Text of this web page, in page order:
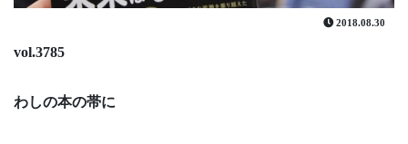
2018.08.30
vol.3785
わしの本の帯に